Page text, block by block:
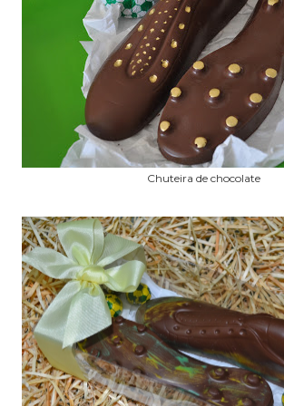
Chuteira de chocolate